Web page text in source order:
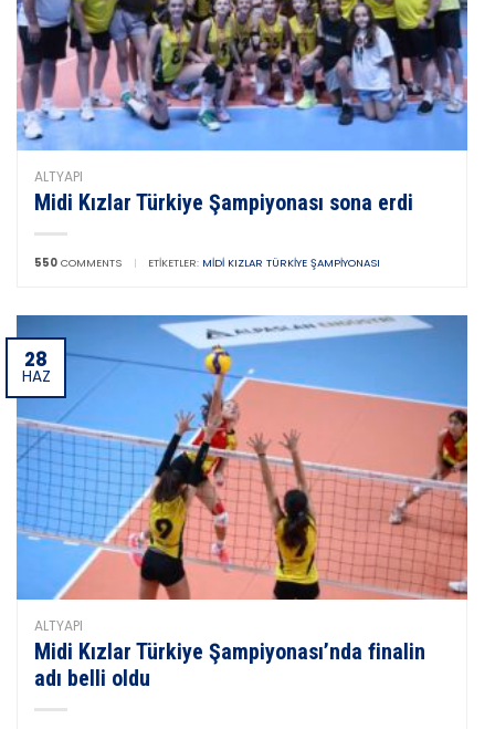
ALTYAPI
Midi Kızlar Türkiye Şampiyonası sona erdi
550 COMMENTS | ETIKETLER: MIDI KIZLAR TÜRKIYE ŞAMPIYONASI
28
HAZ
ALTYAPI
Midi Kızlar Türkiye Şampiyonası’nda finalin
adı belli oldu